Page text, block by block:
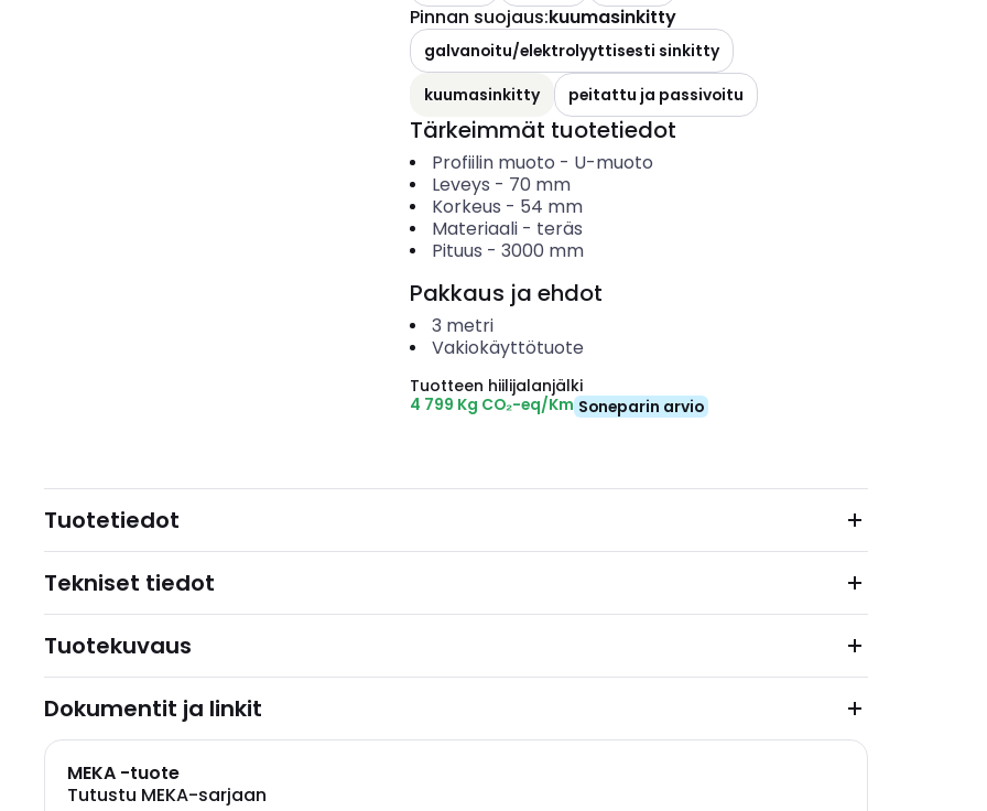
Pinnan suojaus:kuumasinkitty
galvanoitu/elektrolyyttisesti sinkitty
kuumasinkitty
peitattu ja passivoitu
Tärkeimmät tuotetiedot
Profiilin muoto - U-muoto
Leveys - 70 mm
Korkeus - 54 mm
Materiaali- teräs
Pituus - 3000 mm
Pakkaus ja ehdot
3 metri
Vakiokäyttötuote
Tuotteen hiilijalanjälki
4 799 Kg CO₂-eq/Km Soneparin arvio
Tuotetiedot
Tekniset tiedot
Tuotekuvaus
Dokumentit ja linkit
MEKA -tuote
Tutustu MEKA-sarjaan